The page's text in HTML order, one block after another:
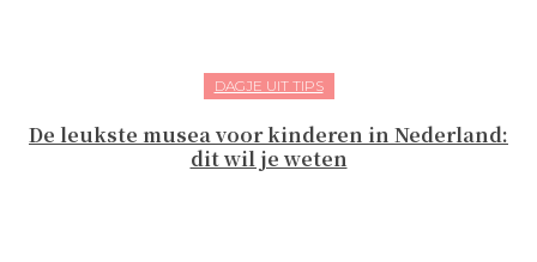
DAGJE UIT TIPS
De leukste musea voor kinderen in Nederland:
dit wil je weten